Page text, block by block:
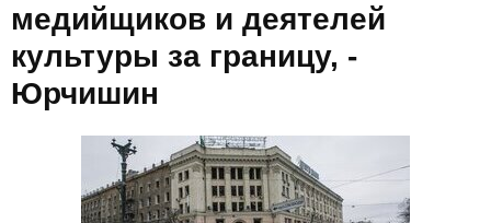
медийщиков и деятелей
культуры за границу, -
Юрчишин